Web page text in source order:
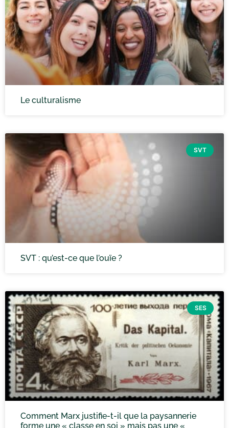
Le culturalisme
SVT
SVT : qu’est-ce que l’ouïe ?
SES
Comment Marx justifie-t-il que la paysannerie
forme une « classe en soi » mais pas une «